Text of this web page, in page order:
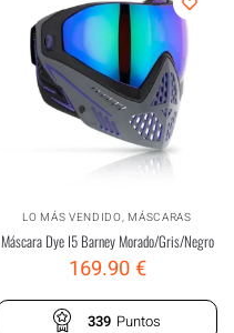
LO MÁS VENDIDO,MÁSCARAS
Máscara Dye I5 Barney Morado/Gris/Negro
169.90€
339 Puntos